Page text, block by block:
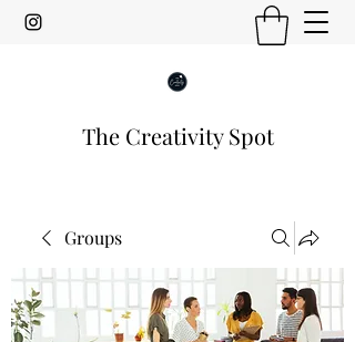
The Creativity Spot
Groups